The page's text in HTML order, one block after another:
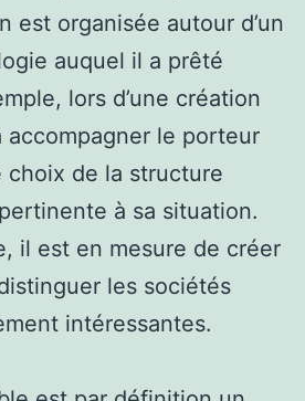
est organisée autour d’un
auquel il a prêté
lors d’une création
accompagner le porteur
choix de la structure
à sa situation.
il est en mesure de créer
les sociétés
intéressantes.